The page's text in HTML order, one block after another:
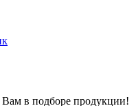
в подборе продукции!